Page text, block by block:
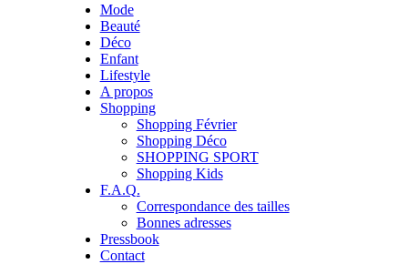
Mode
Beauté
Déco
Enfant
Lifestyle
A propos
Shopping
Shopping Février
Shopping Déco
SHOPPING SPORT
Shopping Kids
F.A.Q.
Correspondance des tailles
Bonnes adresses
Pressbook
Contact